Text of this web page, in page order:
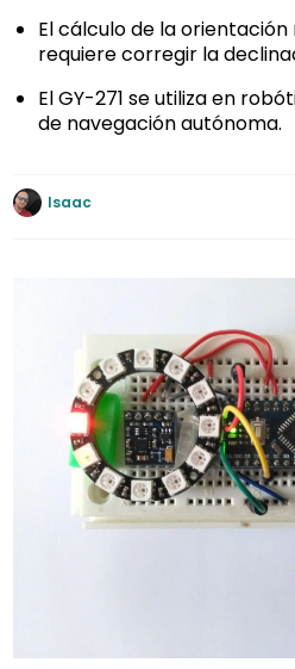
El cálculo de la
requiere corregir la
El GY-271 se utiliza en
de navegación autónoma.
Isaac